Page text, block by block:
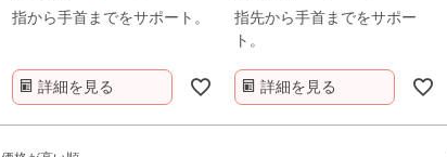
指から手首までをサポート。
詳細を見る
指先から手首までをサポー
ト。
詳細を見る